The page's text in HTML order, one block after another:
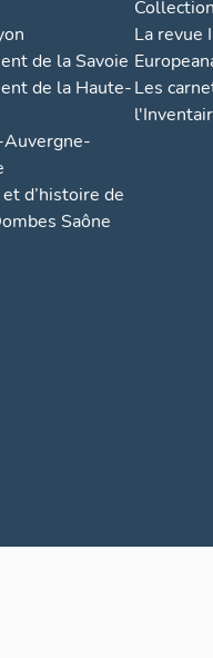
de la Savoie
de la Haute-
et d’histoire de
Saône
La revue
Les